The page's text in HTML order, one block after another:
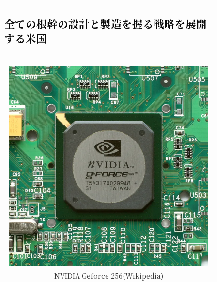
全ての根幹の設計と製造を握る戦略を展開
する米国
NVIDIA Geforce 256(Wikipedia)